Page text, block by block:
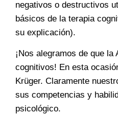
negativos o destructivos
básicos de la terapia
su explicación).
¡Nos alegramos de que
cognitivos! En esta
Krüger. Claramente
sus competencias y
psicológico.